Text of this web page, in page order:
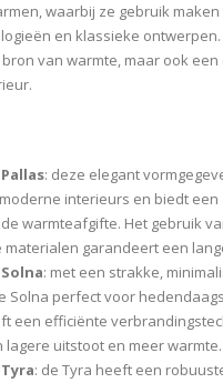
waarbij ze gebruik maken
en klassieke
van warmte, maar ook een
: deze elegant
interieurs en biedt een
warmteafgifte. Het gebruik
materialen garandeert een
: met een strakke,
Solna perfect voor
een efficiënte
lagere uitstoot en meer warmte.
: de Tyra heeft een